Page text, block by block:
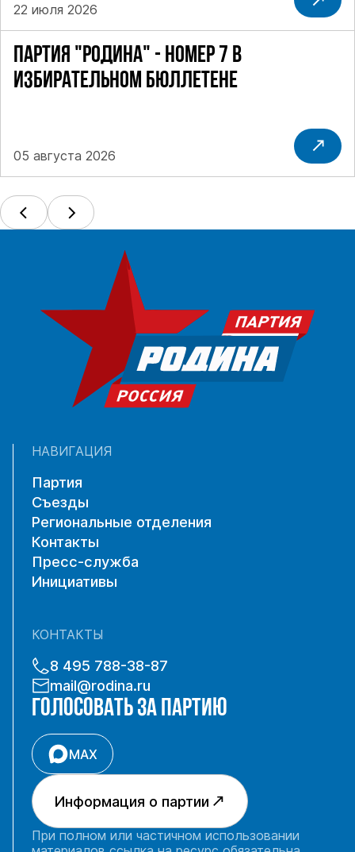
ПАРТИЯ "РОДИНА" - НОМЕР 7 В
ИЗБИРАТЕЛЬНОМ БЮЛЛЕТЕНЕ
05 августа 2026
22 июля 2026
НАВИГАЦИЯ
Партия
Съезды
Региональные отделения
Контакты
Пресс-служба
Инициативы
КОНТАКТЫ
8 495 788-38-87
mail@rodina.ru
ГОЛОСОВАТЬ ЗА ПАРТИЮ
MAX
Информация о партии
При полном или частичном использовании